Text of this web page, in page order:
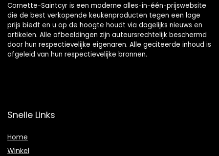
Cornette-Saintcyr is een moderne alles-in-één-prijswebsite
die de best verkopende keukenproducten tegen een lage
prijs biedt en u op de hoogte houdt via dagelijks nieuws en
artikelen. Alle afbeeldingen zijn auteursrechtelijk beschermd
door hun respectievelijke eigenaren. Alle geciteerde inhoud is
afgeleid van hun respectievelijke bronnen.
Snelle Links
Home
Winkel